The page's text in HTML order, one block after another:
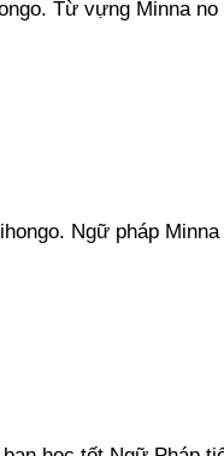
Từ vựng Minna
Ngữ pháp